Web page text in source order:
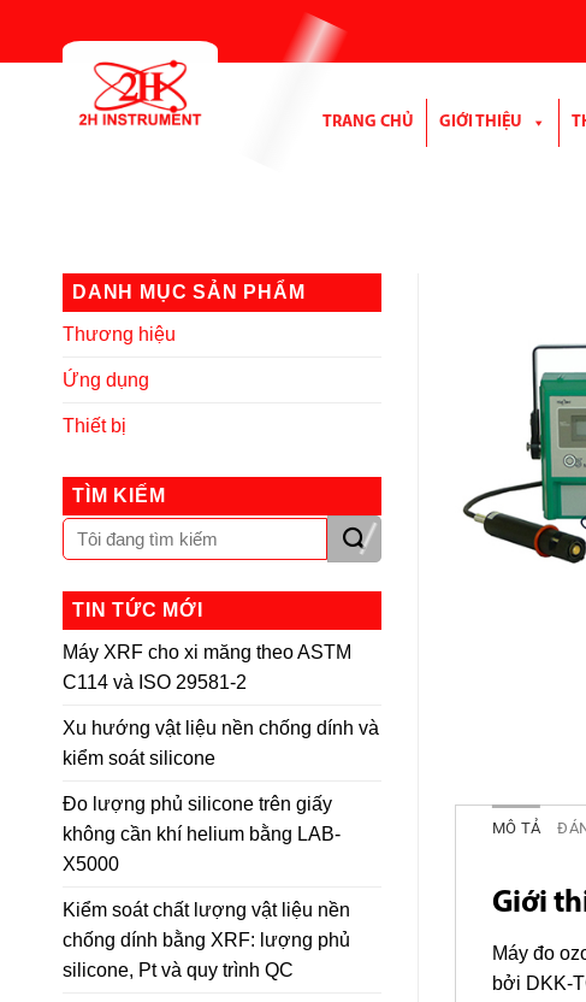
TRANG CHỦ GIỚI THIỆU
DANH MỤC SẢN PHẨM
Thương hiệu
Ứng dụng
Thiết bị
TÌM KIẾM
TIN TỨC MỚI
Máy XRF cho xi măng theo ASTM
C114 và ISO 29581-2
Xu hướng vật liệu nền chống dính và
kiểm soát silicone
Đo lượng phủ silicone trên giấy
không cần khí helium bằng LAB-
X5000
Kiểm soát chất lượng vật liệu nền
chống dính bằng XRF: lượng phủ
silicone, Pt và quy trình QC
MÔ TẢ
Giới
Máy đo
bởi DKK-